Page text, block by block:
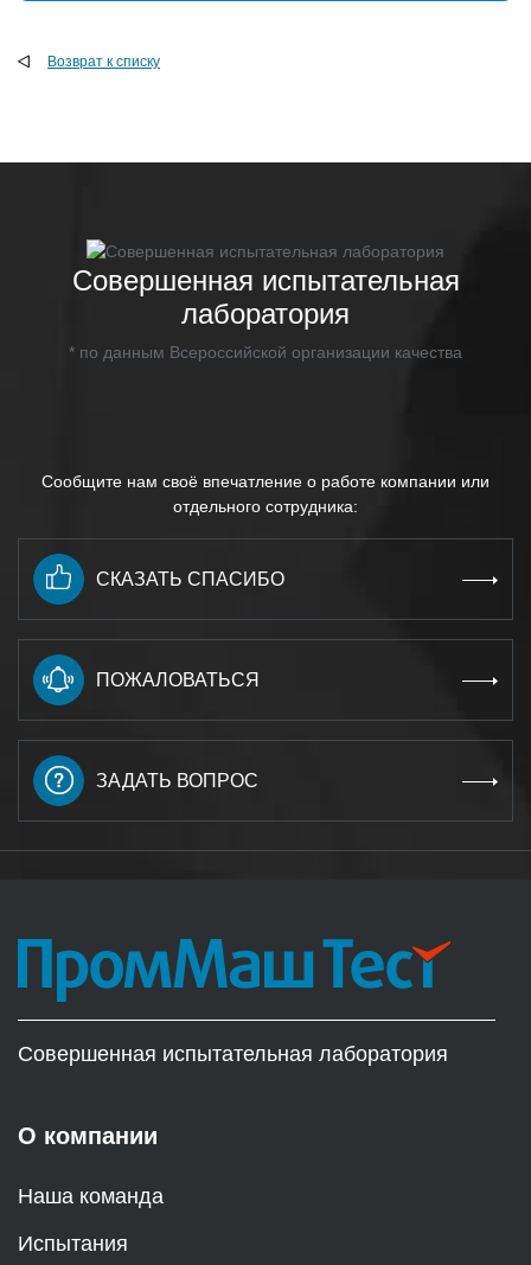
Возврат к списку
Совершенная испытательная
лаборатория
* по данным Всероссийской организации качества
Сообщите нам своё впечатление о работе компании или
отдельного сотрудника:
СКАЗАТЬ СПАСИБО
ПОЖАЛОВАТЬСЯ
ЗАДАТЬ ВОПРОС
Совершенная испытательная лаборатория
О компании
Наша команда
Испытания